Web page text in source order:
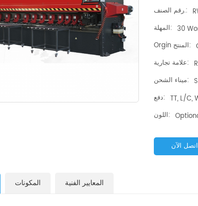
رقم الصنف.:
المهلة: 30
Orgin المنتج:
علامة تجارية:
ميناء الشحن:
دفع: TT, L/C,
اللون:
اتصل الآن
المكونات المعايير الفنية